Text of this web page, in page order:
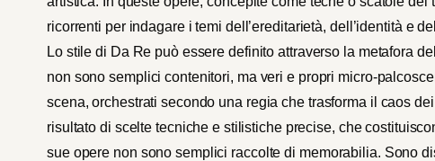
ricorrenti per indagare i temi dell’ereditarietà, dell’identità e
Lo stile di Da Re può essere definito attraverso la metafora
non sono semplici contenitori, ma veri e propri micro-
scena, orchestrati secondo una regia che trasforma il caos
risultato di scelte tecniche e stilistiche precise, che
sue opere non sono semplici raccolte di memorabilia. Sono